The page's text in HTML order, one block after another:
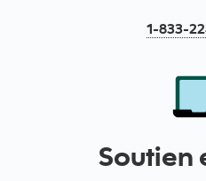
1-833-
Soutien